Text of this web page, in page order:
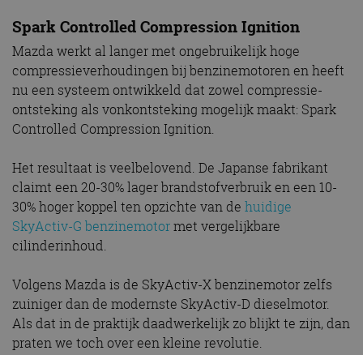
Spark Controlled Compression Ignition
Mazda werkt al langer met ongebruikelijk hoge
compressieverhoudingen bij benzinemotoren en heeft
nu een systeem ontwikkeld dat zowel compressie-
ontsteking als vonkontsteking mogelijk maakt: Spark
Controlled Compression Ignition.
Het resultaat is veelbelovend. De Japanse fabrikant
claimt een 20-30% lager brandstofverbruik en een 10-
30% hoger koppel ten opzichte van de huidige
SkyActiv-G benzinemotormet vergelijkbare
cilinderinhoud.
Volgens Mazda is de SkyActiv-X benzinemotor zelfs
zuiniger dan de modernste SkyActiv-D dieselmotor.
Als dat in de praktijk daadwerkelijk zo blijkt te zijn, dan
praten we toch over een kleine revolutie.